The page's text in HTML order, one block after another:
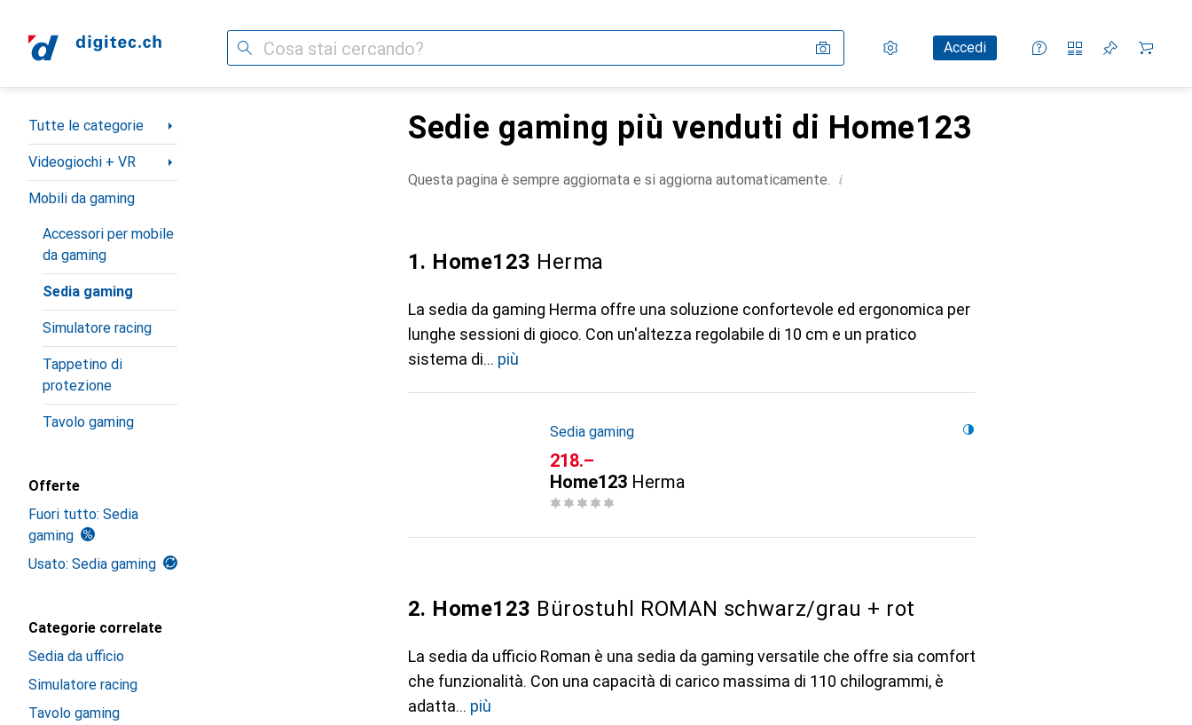
Cerca Impostazioni
Conto clienteAccedi
Liste di confronto
Liste dei desideri
Carrello
Categoria Navigazione
Tutte le categorie
Videogiochi + VR
Mobili da gaming
Accessori per mobile
da gaming
Sedia gaming
Simulatore racing
Tappetino di
protezione
Tavolo gaming
Offerte
Fuori tutto: Sedia
gaming
Usato: Sedia gaming
Categorie correlate
Sedia da ufficio
Simulatore racing
Tavolo gaming
Sedie gaming più venduti di Home123
Questa pagina è sempre aggiornata e si aggiorna automaticamente. i
1. Home123 Herma
La sedia da gaming Herma offre una soluzione confortevole ed ergonomica per
lunghe sessioni di gioco. Con un'altezza regolabile di 10 cm e un pratico
sistema di
più
Sedia gaming
CHF
218.–
Home123 Herma
2. Home123 Bürostuhl ROMAN schwarz/grau + rot
La sedia da ufficio Roman è una sedia da gaming versatile che offre sia comfort
che funzionalità. Con una capacità di carico massima di 110 chilogrammi, è
adatta
più